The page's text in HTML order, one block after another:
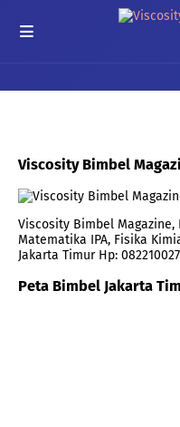
Viscosity Bimbel
Viscosity Bimbel
Matematika IPA, Fisika
Jakarta Timur Hp:
Peta Bimbel Jakarta